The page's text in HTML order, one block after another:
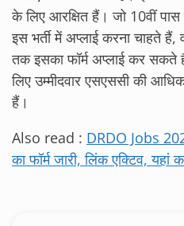
के लिए आरक्षित हैं। जो 10वीं पास
इस भर्ती में अप्लाई करना चाहते
तक इसका फॉर्म अप्लाई कर सकते
लिए उम्मीदवार एसएससी की
हैं।
Also read : DRDO Jobs
का फॉर्म जारी, लिंक एक्टिव, यहां